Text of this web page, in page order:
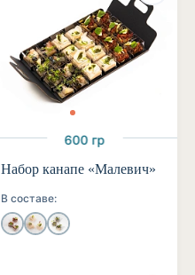
600 гр
Набор канапе «Малевич»
В составе: